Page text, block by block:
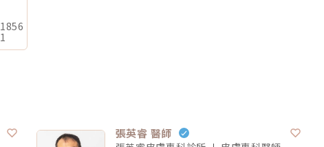
1856
1
張英睿 醫師